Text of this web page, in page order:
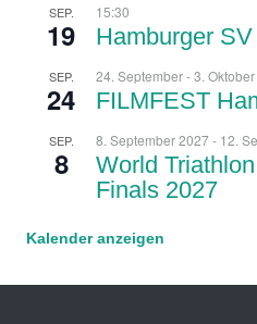
SEP.
19
15:30
Hamburger
SEP.
24
24. September-3. Oktober
FILMFEST
SEP.
8
8. September 2027- 12.
World
Finals 2027
Kalender anzeigen